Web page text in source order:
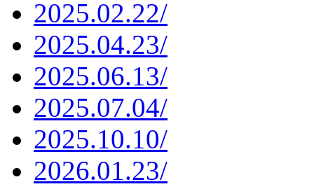
2025.02.22/
2025.04.23/
2025.06.13/
2025.07.04/
2025.10.10/
2026.01.23/